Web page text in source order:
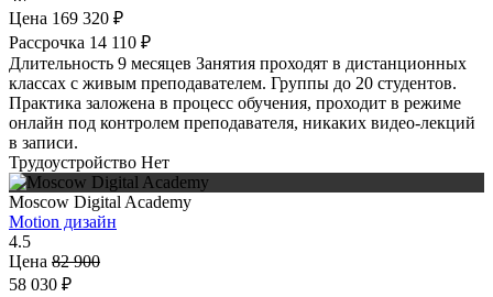
Цена 169 320 ₽
Рассрочка 14 110 ₽
Длительность 9 месяцев Занятия проходят в дистанционных
классах с живым преподавателем. Группы до 20 студентов.
Практика заложена в процесс обучения, проходит в режиме
онлайн под контролем преподавателя, никаких видео-лекций
в записи.
Трудоустройство Нет
Moscow Digital Academy
Motion дизайн
4.5
Цена 82 900
58 030 ₽